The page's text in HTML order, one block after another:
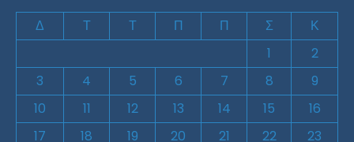
Δ
Τ Τ Π Π Σ
Κ
1
2
3
4 5 6 7 8
9
10
11 12 13 14 15
16
17
18 19 20 21 22
23